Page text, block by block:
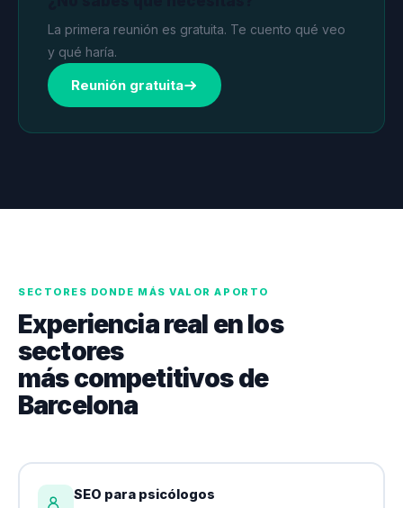
La primera reunión es gratuita. Te cuento qué veo
y qué haría.
Reunión gratuita
SECTORES DONDE MÁS VALOR APORTO
Experiencia real en los
sectores
más competitivos de
Barcelona
SEO para psicólogos